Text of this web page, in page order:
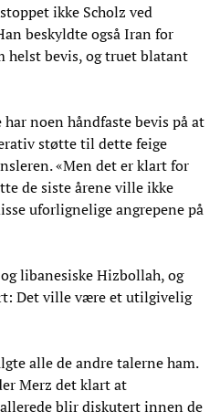
ikke Scholz ved
beskyldte også Iran for
helst bevis, og truet blatant
noen håndfaste bevis på at
støtte til dette feige
«Men det er klart for
de siste årene ville ikke
uforlignelige angrepene på
libanesiske Hizbollah, og
Det ville være et utilgivelig
alle de andre talerne ham.
Merz det klart at
blir diskutert innen de